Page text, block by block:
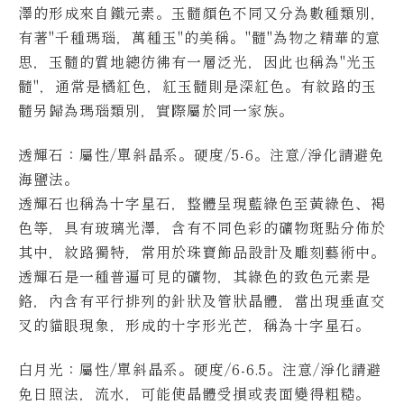
澤的形成來自鐵元素。 玉髓顏色不同又分為數種類別，
有著"千種瑪瑙，萬種玉"的美稱。"髓"為物之精華的意
思，玉髓的質地總彷彿有一層泛光，因此也稱為"光玉
髓"，通常是橘紅色，紅玉髓則是深紅色。有紋路的玉
髓另歸為瑪瑙類別，實際屬於同一家族。
透輝石 ：屬性/單斜晶系。硬度/5-6。 注意/淨化請避免
海鹽法。
透輝石也稱為十字星石，整體呈現藍綠色至黃綠色、褐
色等，具有玻璃光澤，含有不同色彩的礦物斑點分佈於
其中，紋路獨特，常用於珠寶飾品設計及雕刻藝術中。
透輝石是一種普遍可見的礦物，其綠色的致色元素是
鉻，內含有平行排列的針狀及管狀晶體，當出現垂直交
叉的貓眼現象，形成的十字形光芒，稱為十字星石。
白月光 ：屬性/單斜晶系。硬度/6-6.5。 注意/淨化請避
免日照法，流水，可能使晶體受損或表面變得粗糙。